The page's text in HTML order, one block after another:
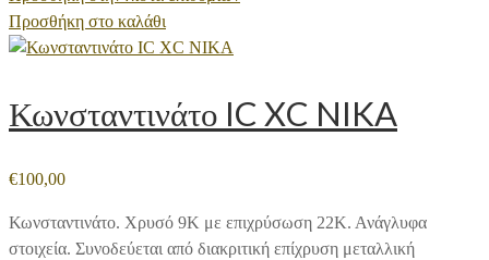
Προσθήκη στο καλάθι
Κωνσταντινάτο IC XC NIKA
€100,00
Κωνσταντινάτο. Χρυσό 9Κ με επιχρύσωση 22Κ. Ανάγλυφα
στοιχεία. Συνοδεύεται από διακριτική επίχρυση μεταλλική